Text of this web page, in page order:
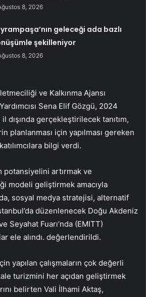
8, 2026
geleceği ada bazlı
şekilleniyor
8, 2026
ve Kalkınma Ajansı
Sena Elif Gözgü, 2024
il dışında gerçekleştirilecek tanıtım,
planlanması için yapılması gereken
bilgi verdi.
potansiyelini artırmak ve
modeli geliştirmek amacıyla
sosyal medya stratejisi, alternatif
düzenlenecek Doğu Akdeniz
Seyahat Fuarı’nda (EMITT)
ele alındı. değerlendirildi.
yapılan çalışmaların çok değerli
turizmini her açıdan geliştirmek
belirten Vali İlhami Aktaş,